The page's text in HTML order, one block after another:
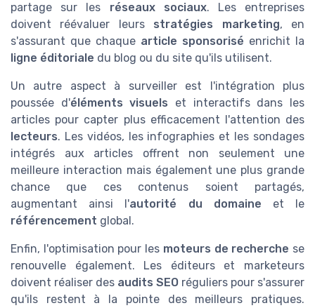
partage sur les réseaux sociaux. Les entreprises
doivent réévaluer leurs stratégies marketing, en
s'assurant que chaque article sponsorisé enrichit la
ligne éditoriale du blog ou du site qu'ils utilisent.
Un autre aspect à surveiller est l'intégration plus
poussée d'éléments visuels et interactifs dans les
articles pour capter plus efficacement l'attention des
lecteurs. Les vidéos, les infographies et les sondages
intégrés aux articles offrent non seulement une
meilleure interaction mais également une plus grande
chance que ces contenus soient partagés,
augmentant ainsi l'autorité du domaine et le
référencement global.
Enfin, l'optimisation pour les moteurs de recherche se
renouvelle également. Les éditeurs et marketeurs
doivent réaliser des audits SEO réguliers pour s'assurer
qu'ils restent à la pointe des meilleurs pratiques.